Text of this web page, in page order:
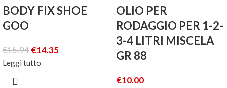
BODY FIX SHOE
GOO
€15.94€14.35
Leggi tutto
OLIO PER
RODAGGIO PER 1-2-
3-4 LITRI MISCELA
GR 88
€10.00